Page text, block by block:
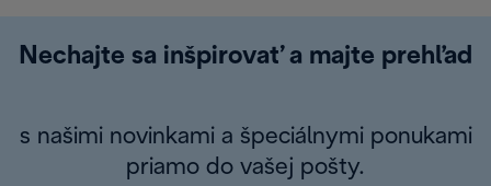
Nechajte sa inšpirovať a majte prehľad
s našimi novinkami a špeciálnymi ponukami
priamo do vašej pošty.